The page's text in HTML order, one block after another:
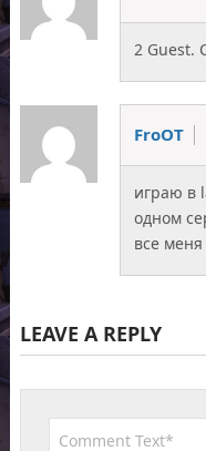
2 Guest.
FroOT
играю в
одном
все
LEAVE A REPLY